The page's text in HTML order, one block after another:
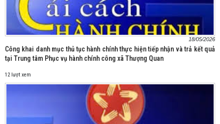
18/05/2026
Công khai danh mục thủ tục hành chính thực hiện tiếp nhận và trả kết quả
tại Trung tâm Phục vụ hành chính công xã Thượng Quan
12 lượt xem